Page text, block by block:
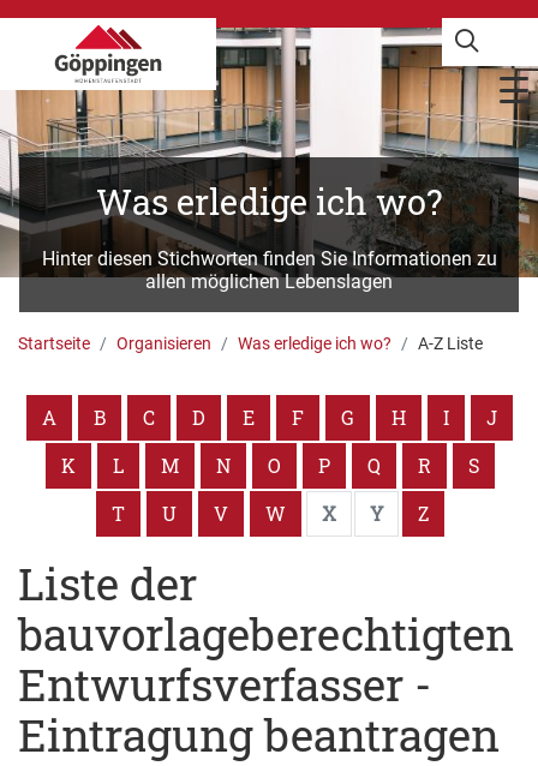
Was erledige ich wo?
Hinter diesen Stichworten finden Sie Informationen zu
allen möglichen Lebenslagen
Startseite Organisieren Was erledige ich wo? A-Z Liste
A B C D E F G H I
J
K
L M N O P Q R
S
T
U V W X Y Z
Liste der
bauvorlageberechtigten
Entwurfsverfasser -
Eintragung beantragen